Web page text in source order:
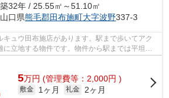
築32年 / 25.55㎡～51.10㎡
山口県熊毛郡田布施町大字波野337-3
ュウ田布施店があります。駅まで歩いてアク
立地する物件です。物件から駅までは平坦な
す。こちらの...
5万円 (管理費等：2,000円 )
敷金 1ヶ月 礼金 2ヶ月